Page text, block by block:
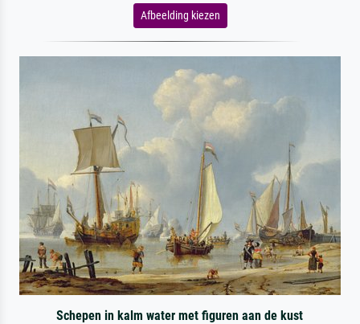
Afbeelding kiezen
Schepen in kalm water met figuren aan de kust